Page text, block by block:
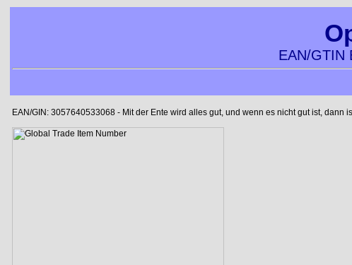
EAN/GTIN
EAN/GIN: 3057640533068 - Mit der Ente wird alles gut, und wenn es nicht gut ist, dann